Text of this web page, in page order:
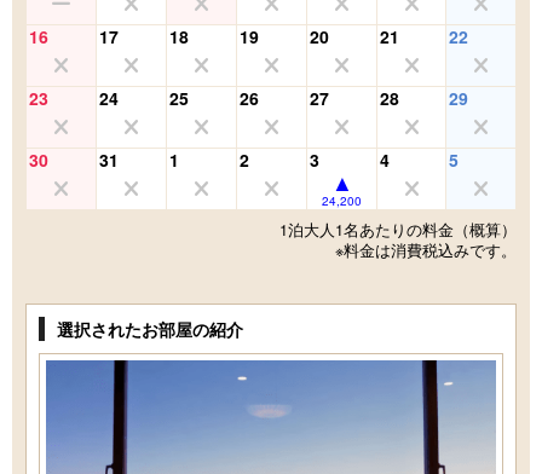
16 17 18 19 20 21 22
23 24 25 26 27 28 29
30 31 1 2 3
24,200
4 5
1泊大人1名あたりの料金（概算）
※料金は消費税込みです。
選択されたお部屋の紹介